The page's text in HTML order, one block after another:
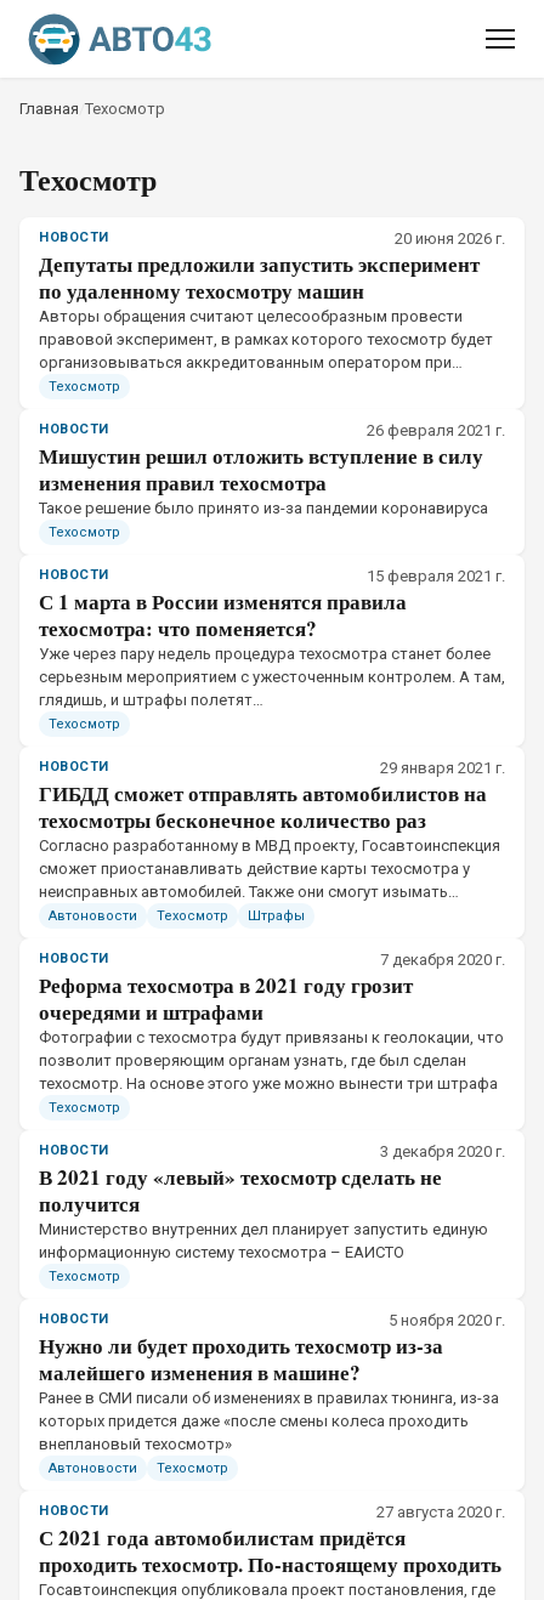
Главная /Техосмотр
Техосмотр
НОВОСТИ 20 июня 2026 г.
Депутаты предложили запустить эксперимент
по удаленному техосмотру машин
Авторы обращения считают целесообразным провести
правовой эксперимент, в рамках которого техосмотр будет
организовываться аккредитованным оператором при
участии технического эксперта
Техосмотр
НОВОСТИ 26 февраля 2021 г.
Мишустин решил отложить вступление в силу
изменения правил техосмотра
​Такое решение было принято из-за пандемии коронавируса
Техосмотр
НОВОСТИ 15 февраля 2021 г.
С 1 марта в России изменятся правила
техосмотра: что поменяется?
​Уже через пару недель процедура техосмотра станет более
серьезным мероприятием с ужесточенным контролем. А там,
глядишь, и штрафы полетят…
Техосмотр
НОВОСТИ 29 января 2021 г.
ГИБДД сможет отправлять автомобилистов на
техосмотры бесконечное количество раз
Согласно разработанному в МВД проекту, Госавтоинспекция
сможет приостанавливать действие карты техосмотра у
неисправных автомобилей. Также они смогут изымать
свидетельства о регистрации транспортных средств
Автоновости Техосмотр Штрафы
НОВОСТИ 7 декабря 2020 г.
Реформа техосмотра в 2021 году грозит
очередями и штрафами
Фотографии с техосмотра будут привязаны к геолокации, что
позволит проверяющим органам узнать, где был сделан
техосмотр. На основе этого уже можно вынести три штрафа
Техосмотр
НОВОСТИ 3 декабря 2020 г.
В 2021 году «левый» техосмотр сделать не
получится
Министерство внутренних дел планирует запустить единую
информационную систему техосмотра – ЕАИСТО
Техосмотр
НОВОСТИ 5 ноября 2020 г.
Нужно ли будет проходить техосмотр из-за
малейшего изменения в машине?
​Ранее в СМИ писали об изменениях в правилах тюнинга, из-за
которых придется даже «после смены колеса проходить
внеплановый техосмотр»
Автоновости Техосмотр
НОВОСТИ 27 августа 2020 г.
С 2021 года автомобилистам придётся
проходить техосмотр. По-настоящему проходить
​Госавтоинспекция опубликовала проект постановления, где